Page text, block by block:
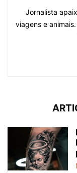
Jornalista
viagens e